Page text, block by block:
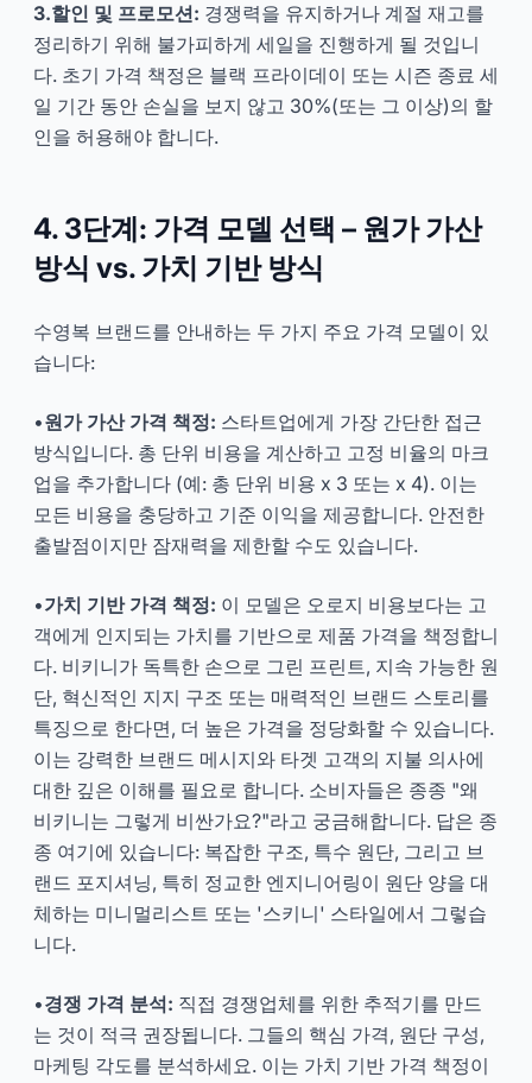
3.할인 및 프로모션: 경쟁력을 유지하거나 계절 재고를
정리하기 위해 불가피하게 세일을 진행하게 될 것입니
다. 초기 가격 책정은 블랙 프라이데이 또는 시즌 종료 세
일 기간 동안 손실을 보지 않고 30%(또는 그 이상)의 할
인을 허용해야 합니다.
4. 3단계: 가격 모델 선택 – 원가 가산
방식 vs. 가치 기반 방식
수영복 브랜드를 안내하는 두 가지 주요 가격 모델이 있
습니다:
•원가 가산 가격 책정: 스타트업에게 가장 간단한 접근
방식입니다. 총 단위 비용을 계산하고 고정 비율의 마크
업을 추가합니다 (예: 총 단위 비용 x 3 또는 x 4). 이는
모든 비용을 충당하고 기준 이익을 제공합니다. 안전한
출발점이지만 잠재력을 제한할 수도 있습니다.
•가치 기반 가격 책정: 이 모델은 오로지 비용보다는 고
객에게 인지되는 가치를 기반으로 제품 가격을 책정합니
다. 비키니가 독특한 손으로 그린 프린트, 지속 가능한 원
단, 혁신적인 지지 구조 또는 매력적인 브랜드 스토리를
특징으로 한다면, 더 높은 가격을 정당화할 수 있습니다.
이는 강력한 브랜드 메시지와 타겟 고객의 지불 의사에
대한 깊은 이해를 필요로 합니다. 소비자들은 종종 "왜
비키니는 그렇게 비싼가요?"라고 궁금해합니다. 답은 종
종 여기에 있습니다: 복잡한 구조, 특수 원단, 그리고 브
랜드 포지셔닝, 특히 정교한 엔지니어링이 원단 양을 대
체하는 미니멀리스트 또는 '스키니' 스타일에서 그렇습
니다.
•경쟁 가격 분석: 직접 경쟁업체를 위한 추적기를 만드
는 것이 적극 권장됩니다. 그들의 핵심 가격, 원단 구성,
마케팅 각도를 분석하세요. 이는 가치 기반 가격 책정이